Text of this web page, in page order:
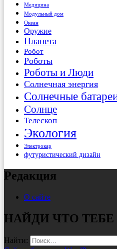
Медицина
Модульный дом
Океан
Оружие
Планета
Робот
Роботы
Роботы и Люди
Солнечная энергия
Солнечные
Солнце
Телескоп
Экология
Электрокар
футуристический дизайн
Редакция
О сайте
НАЙДИ ЧТО
Найти: